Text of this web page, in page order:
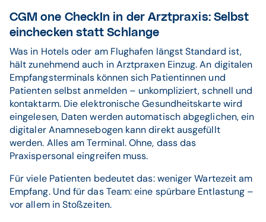
CGM one CheckIn in der Arztpraxis: Selbst
einchecken statt Schlange
Was in Hotels oder am Flughafen längst Standard ist,
hält zunehmend auch in Arztpraxen Einzug. An digitalen
Empfangsterminals können sich Patientinnen und
Patienten selbst anmelden – unkompliziert, schnell und
kontaktarm. Die elektronische Gesundheitskarte wird
eingelesen, Daten werden automatisch abgeglichen, ein
digitaler Anamnesebogen kann direkt ausgefüllt
werden. Alles am Terminal. Ohne, dass das
Praxispersonal eingreifen muss.
Für viele Patienten bedeutet das: weniger Wartezeit am
Empfang. Und für das Team: eine spürbare Entlastung –
vor allem in Stoßzeiten.